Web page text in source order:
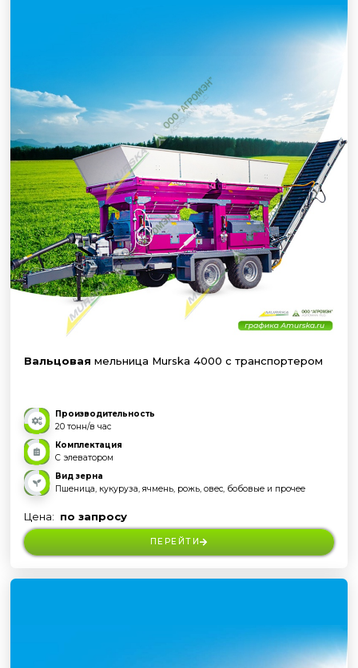
Вальцовая мельница Murska 4000 с транспортером
Производительность
20 тонн/в час
Комплектация
С элеватором
Вид зерна
Пшеница, кукуруза, ячмень, рожь, овес, бобовые и прочее
Цена: по запросу
ПЕРЕЙТИ